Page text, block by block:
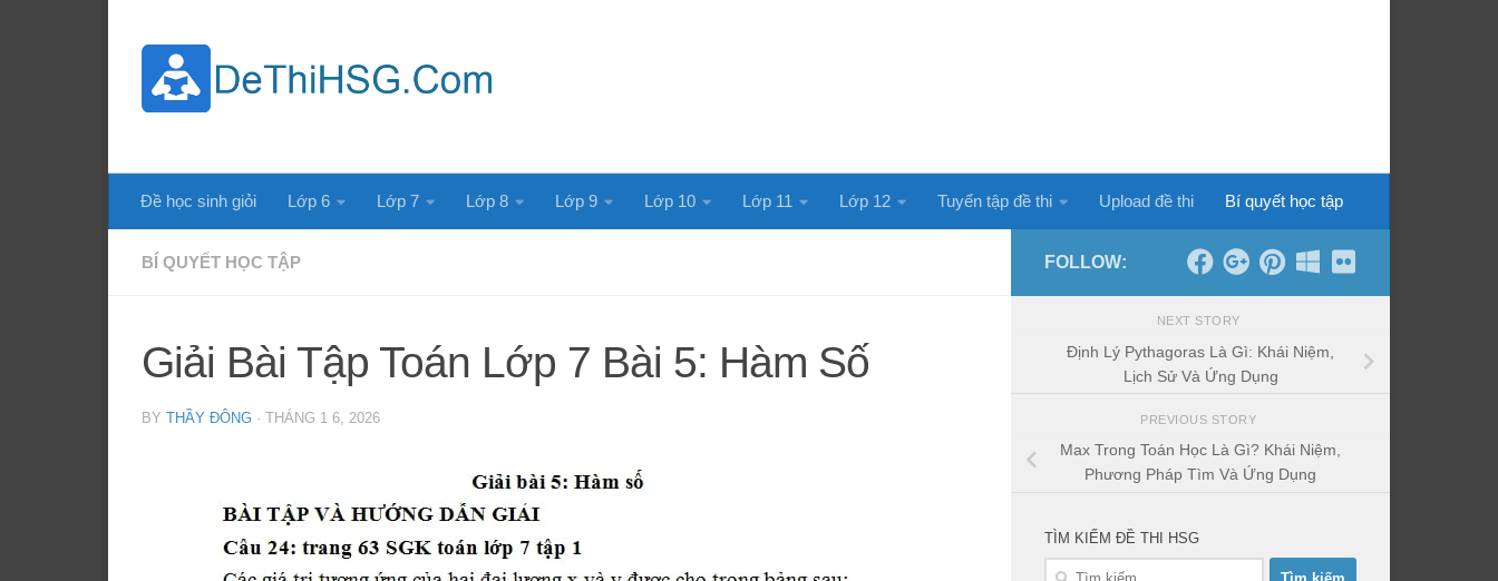
Đề học sinh giỏi Lớp 6 Lớp 7 Lớp 8 Lớp 9 Lớp 10 Lớp 11 Lớp 12 Tuyển tập đề thi Upload đề thi Bí quyết học tập
BÍ QUYẾT HỌC TẬP
Giải Bài Tập Toán Lớp 7 Bài 5: Hàm Số
BY THẦY ĐÔNG · THÁNG 1 6, 2026
FOLLOW:
NEXT STORY
Định Lý Pythagoras Là Gì: Khái Niệm,
Lịch Sử Và Ứng Dụng
PREVIOUS STORY
Max Trong Toán Học Là Gì? Khái Niệm,
Phương Pháp Tìm Và Ứng Dụng
TÌM KIẾM ĐỀ THI HSG
Tìm